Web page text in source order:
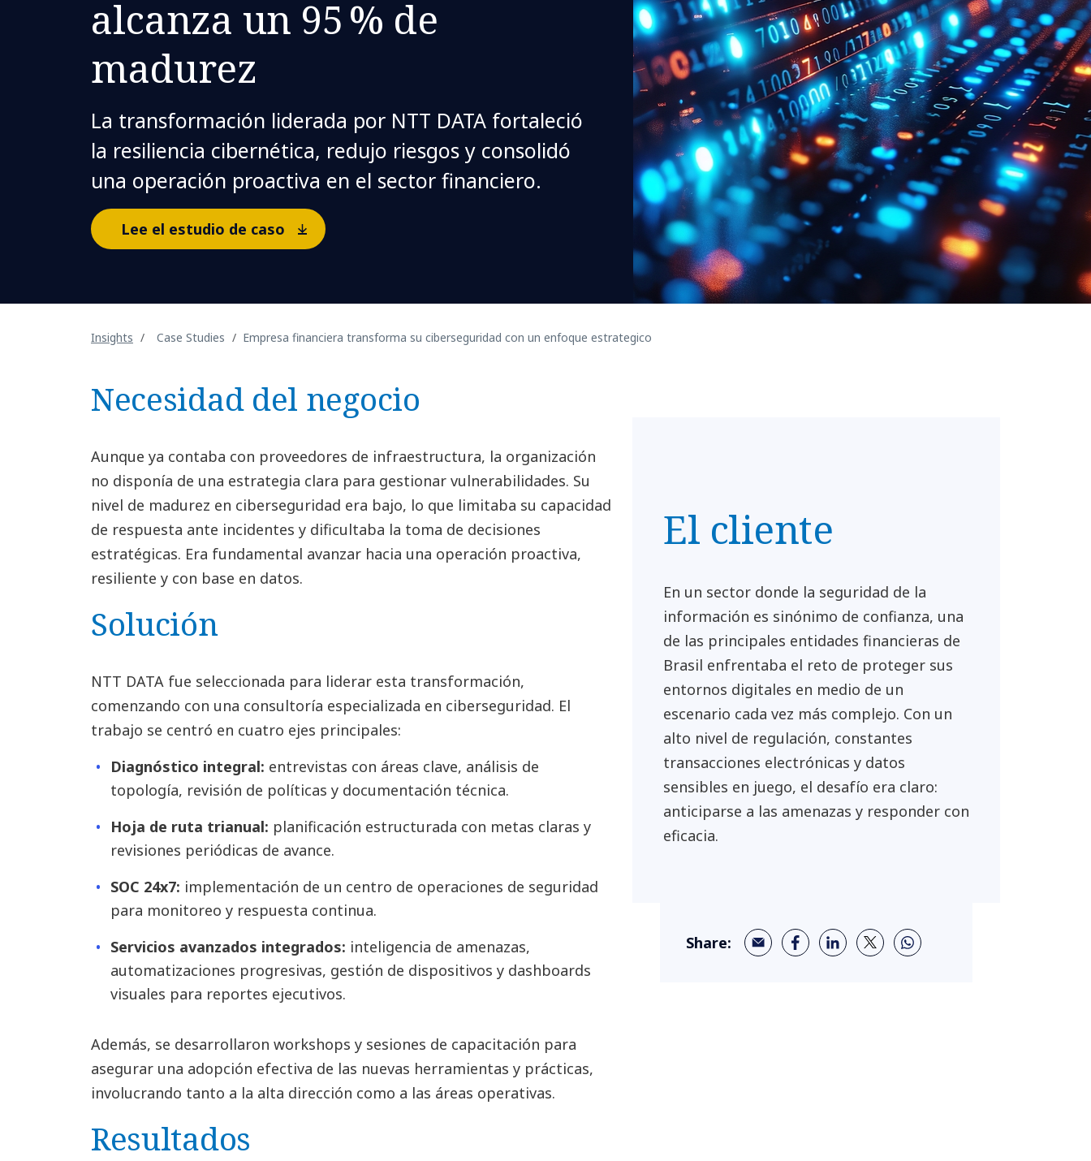
alcanza un 95 % de
madurez
La transformación liderada por NTT DATA fortaleció
la resiliencia cibernética, redujo riesgos y consolidó
una operación proactiva en el sector financiero.
Lee el estudio de caso
Insights Case Studies Empresa financiera transforma su ciberseguridad con un enfoque estrategico
Necesidad del negocio
Aunque ya contaba con proveedores de infraestructura, la organización
no disponía de una estrategia clara para gestionar vulnerabilidades. Su
nivel de madurez en ciberseguridad era bajo, lo que limitaba su capacidad
de respuesta ante incidentes y dificultaba la toma de decisiones
estratégicas. Era fundamental avanzar hacia una operación proactiva,
resiliente y con base en datos.
Solución
NTT DATA fue seleccionada para liderar esta transformación,
comenzando con una consultoría especializada en ciberseguridad. El
trabajo se centró en cuatro ejes principales:
Diagnóstico integral: entrevistas con áreas clave, análisis de
topología, revisión de políticas y documentación técnica.
Hoja de ruta trianual: planificación estructurada con metas claras y
revisiones periódicas de avance.
SOC 24x7: implementación de un centro de operaciones de seguridad
para monitoreo y respuesta continua.
Servicios avanzados integrados: inteligencia de amenazas,
automatizaciones progresivas, gestión de dispositivos y dashboards
visuales para reportes ejecutivos.
Además, se desarrollaron workshops y sesiones de capacitación para
asegurar una adopción efectiva de las nuevas herramientas y prácticas,
involucrando tanto a la alta dirección como a las áreas operativas.
Resultados
El cliente
En un sector donde la seguridad de la
información es sinónimo de confianza, una
de las principales entidades financieras de
Brasil enfrentaba el reto de proteger sus
entornos digitales en medio de un
escenario cada vez más complejo. Con un
alto nivel de regulación, constantes
transacciones electrónicas y datos
sensibles en juego, el desafío era claro:
anticiparse a las amenazas y responder con
eficacia.
Share: